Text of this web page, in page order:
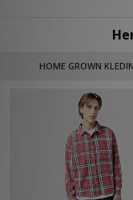
HOME GROWN
Geïnspireerd door
plaatsen waar we
verspreiden van de
Home Grown